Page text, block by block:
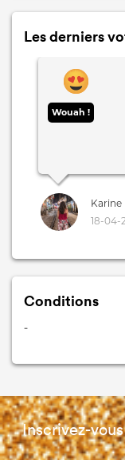
Les derniers
Wouah !
Karine
18-04-
Conditions
-
Inscrivez-